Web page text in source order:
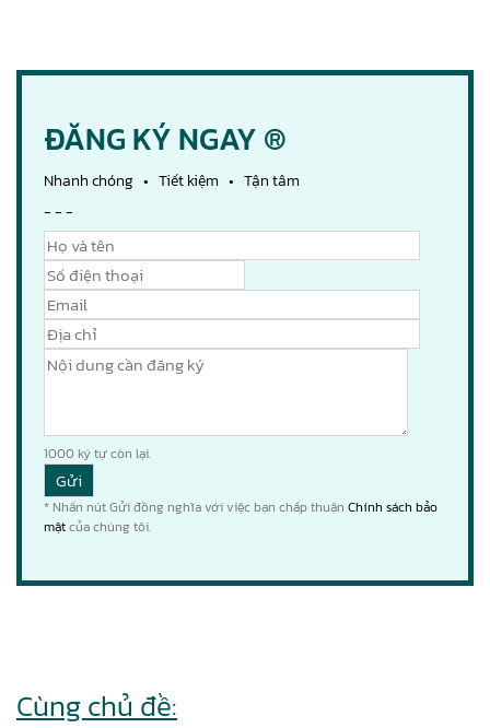
ĐĂNG KÝ NGAY ®
Nhanh chóng • Tiết kiệm • Tận tâm
- - -
1000 ký tự còn lại.
* Nhấn nút Gửi đồng nghĩa với việc bạn chấp thuận Chính sách bảo
mậtcủa chúng tôi.
Cùng chủ đề: